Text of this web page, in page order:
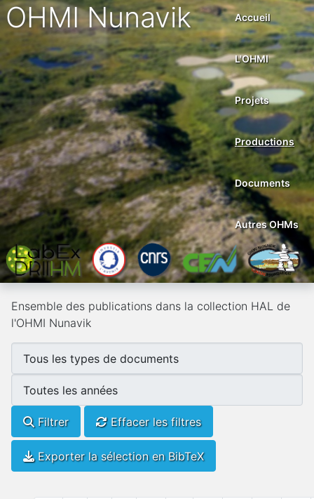
OHMI Nunavik Accueil
L'OHMI
Projets
Productions
Documents
Autres OHMs
Ensemble des publications dans la collection HAL de
l'OHMI Nunavik
Filtrer Effacer les filtres
Exporter la sélection en BibTeX